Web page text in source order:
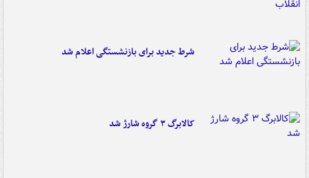
شرط جدید برای بازنشستگی اعلام شد
کالابرگ ۳ گروه شارژ شد